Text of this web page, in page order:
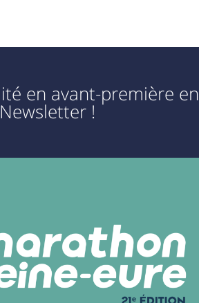
en avant-première en
!